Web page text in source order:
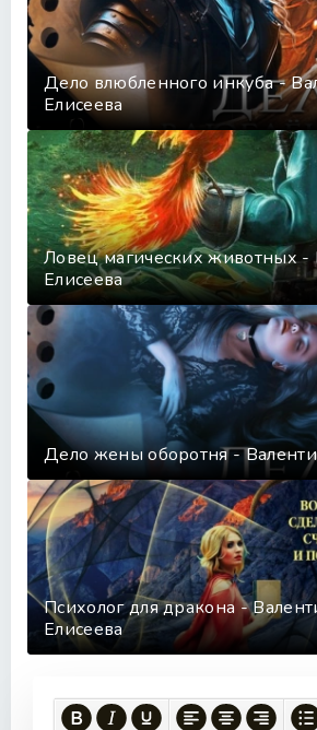
Дело влюбленного инкуба -
Елисеева
Ловец магических животных -
Елисеева
Дело жены оборотня -
Психолог для дракона -
Елисеева